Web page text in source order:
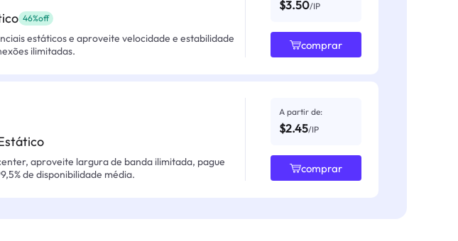
46%off
estáticos e aproveite velocidade e estabilidade
ilimitadas.
$3.50/IP
comprar
aproveite largura de banda ilimitada, pague
de disponibilidade média.
A partir de:
$2.45/IP
comprar